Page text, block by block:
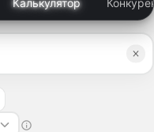
Калькулятор